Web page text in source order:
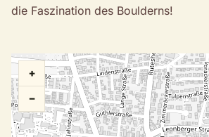
die Faszination des Boulderns!
+
−